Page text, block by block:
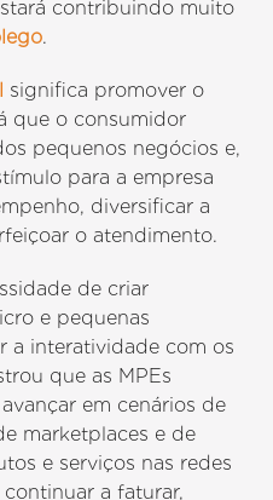
contribuindo muito
.
significa promover o
que o consumidor
pequenos negócios e,
para a empresa
diversificar a
o atendimento.
de criar
e pequenas
a interatividade com os
que as MPEs
em cenários de
marketplaces e de
e serviços nas redes
a faturar,